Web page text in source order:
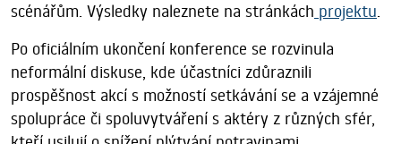
scénářům. Výsledky naleznete na stránkách projektu.
Po oficiálním ukončení konference se rozvinula
neformální diskuse, kde účastníci zdůraznili
prospěšnost akcí s možností setkávání se a vzájemné
spolupráce či spoluvytváření s aktéry z různých sfér,